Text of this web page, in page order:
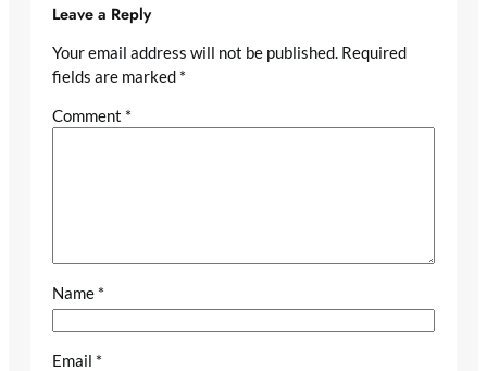
Leave a Reply
Your email address will not be published. Required
fields are marked *
Comment *
Name *
Email *